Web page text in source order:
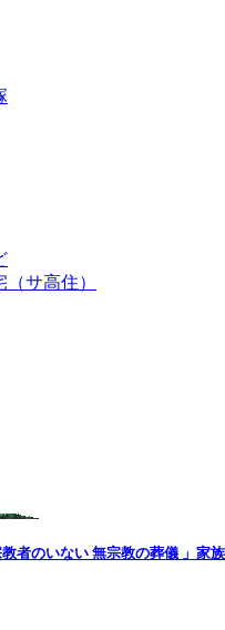
サ高住）
者のいない 無宗教の葬儀 」